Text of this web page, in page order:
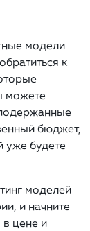
модели
к
можете
бюджет,
уже будете
моделей
и начните
в цене и